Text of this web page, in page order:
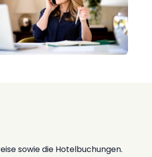
sowie die Hotelbuchungen.